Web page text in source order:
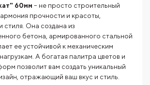
60мм – не просто строительный
прочности и красоты,
стиля. Она создана из
бетона, армированного стальной
ее устойчивой к механическим
А богатая палитра цветов и
позволит вам создать уникальный
отражающий ваш вкус и стиль.